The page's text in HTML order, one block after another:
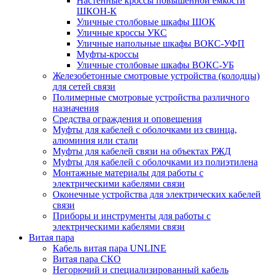
ШКОН-К
Уличные столбовые шкафы ШОК
Уличные кроссы УКС
Уличные напольные шкафы ВОКС-УФП
Муфты-кроссы
Уличные столбовые шкафы ВОКС-УБ
Железобетонные смотровые устройства (колодцы)
для сетей связи
Полимерные смотровые устройства различного
назначения
Средства ограждения и оповещения
Муфты для кабелей с оболочками из свинца,
алюминия или стали
Муфты для кабелей связи на объектах РЖД
Муфты для кабелей с оболочками из полиэтилена
Монтажные материалы для работы с
электрическими кабелями связи
Оконечные устройства для электрических кабелей
связи
Приборы и инструменты для работы с
электрическими кабелями связи
Витая пара
Кабель витая пара UNLINE
Витая пара СКО
Негорючий и специализированный кабель